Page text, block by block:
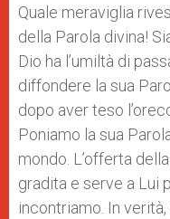
Quale meraviglia
della Parola divina!
Dio ha l’umiltà di
diffondere la sua
dopo aver teso
Poniamo la sua
mondo. L’offerta
gradita e serve a Lui
incontriamo. In